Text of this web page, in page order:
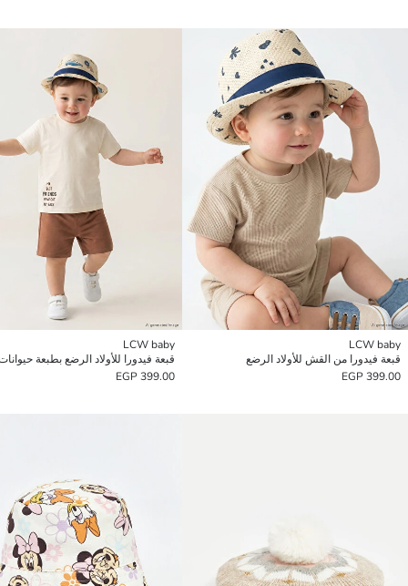
LCW baby
قبعة فيدورا من القش للأولاد الرضع
399.00 EGP
LCW baby
قبعة فيدورا للأولاد الرضع بطبعة
399.00 EGP